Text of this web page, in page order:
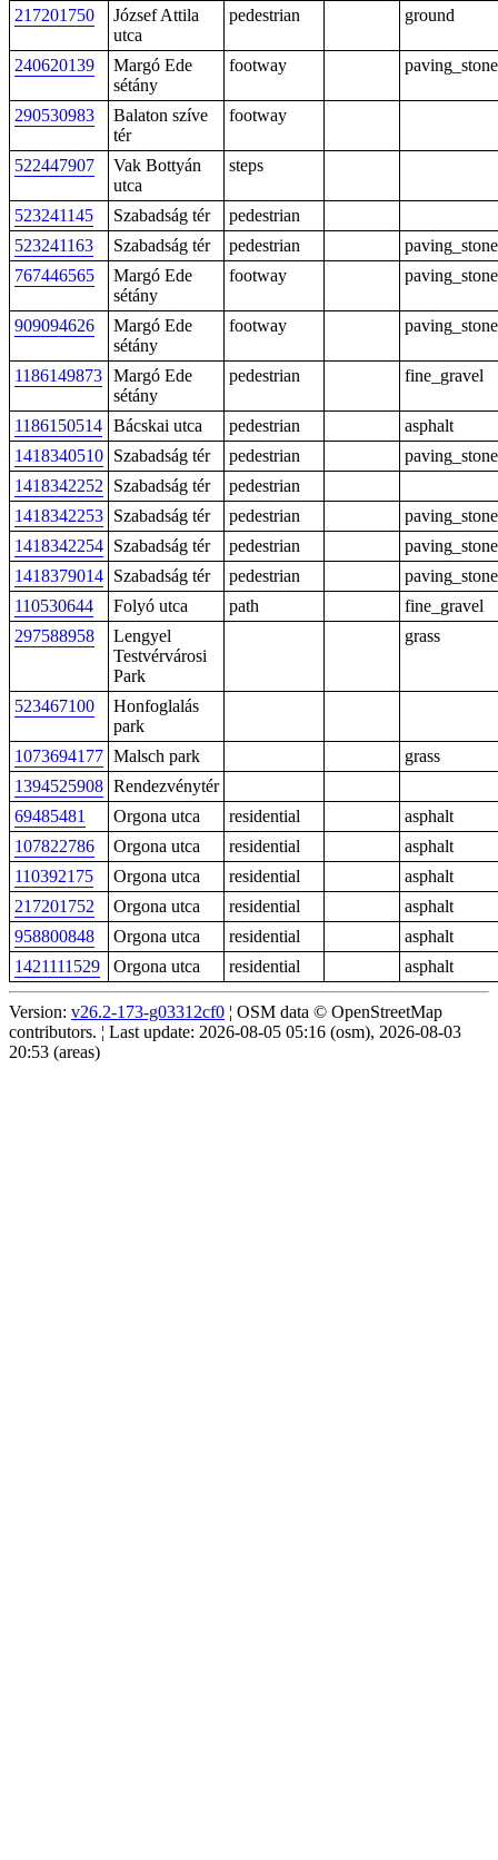
217201750
József Attila
utca
pedestrian ground
240620139
Margó Ede
sétány
footway
290530983
Balaton szíve
tér
footway
522447907
Vak Bottyán
utca
steps
523241145 Szabadság tér
pedestrian
523241163
Szabadság tér pedestrian
767446565
Margó Ede
sétány
footway
909094626
Margó Ede
sétány
footway
1186149873 Margó Ede
sétány
pedestrian fine_gravel
1186150514 Bácskai utca pedestrian
asphalt
1418340510 Szabadság tér pedestrian
1418342252
Szabadság tér
pedestrian
1418342253 Szabadság tér pedestrian
1418342254 Szabadság tér pedestrian
1418379014 Szabadság tér pedestrian
110530644
Folyó utca path
fine_gravel
297588958
Lengyel
Testvérvárosi
Park
grass
523467100
Honfoglalás
park
1073694177 Malsch park
grass
1394525908 Rendezvénytér
69485481
Orgona utca residential
asphalt
107822786
Orgona utca residential
asphalt
110392175
Orgona utca residential
asphalt
217201752
Orgona utca residential
asphalt
958800848
Orgona utca residential
asphalt
1421111529
Orgona utca residential asphalt
Version: v26.2-173-g03312cf0 ¦ OSM data © OpenStreetMap
contributors. ¦ Last update: 2026-08-05 05:16 (osm), 2026-08-03
20:53 (areas)